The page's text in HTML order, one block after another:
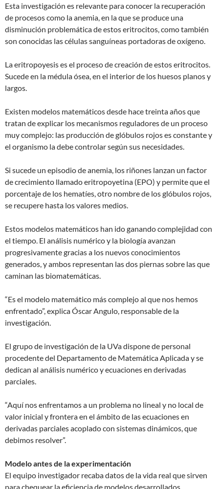
Esta investigación es relevante para conocer la recuperación
de procesos como la anemia, en la que se produce una
disminución problemática de estos eritrocitos, como también
son conocidas las células sanguíneas portadoras de oxígeno.
La eritropoyesis es el proceso de creación de estos eritrocitos.
Sucede en la médula ósea, en el interior de los huesos planos y
largos.
Existen modelos matemáticos desde hace treinta años que
tratan de explicar los mecanismos reguladores de un proceso
muy complejo: las producción de glóbulos rojos es constante y
el organismo la debe controlar según sus necesidades.
Si sucede un episodio de anemia, los riñones lanzan un factor
de crecimiento llamado eritropoyetina (EPO) y permite que el
porcentaje de los hematíes, otro nombre de los glóbulos rojos,
se recupere hasta los valores medios.
Estos modelos matemáticos han ido ganando complejidad con
el tiempo. El análisis numérico y la biología avanzan
progresivamente gracias a los nuevos conocimientos
generados, y ambos representan las dos piernas sobre las que
caminan las biomatemáticas.
“Es el modelo matemático más complejo al que nos hemos
enfrentado”, explica Óscar Angulo, responsable de la
investigación.
El grupo de investigación de la UVa dispone de personal
procedente del Departamento de Matemática Aplicada y se
dedican al análisis numérico y ecuaciones en derivadas
parciales.
“Aquí nos enfrentamos a un problema no lineal y no local de
valor inicial y frontera en el ámbito de las ecuaciones en
derivadas parciales acoplado con sistemas dinámicos, que
debimos resolver”.
Modelo antes de la experimentación
El equipo investigador recaba datos de la vida real que sirven
para chequear la eficiencia de modelos desarrollados